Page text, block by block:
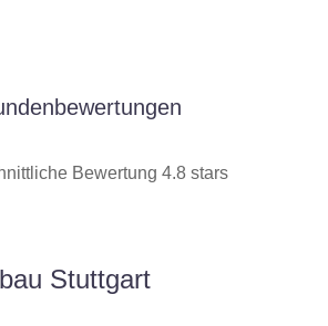
Bewertung 4.8 stars
Stuttgart